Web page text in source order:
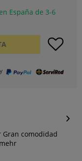
España de 3-6
Gran comodidad
mehr